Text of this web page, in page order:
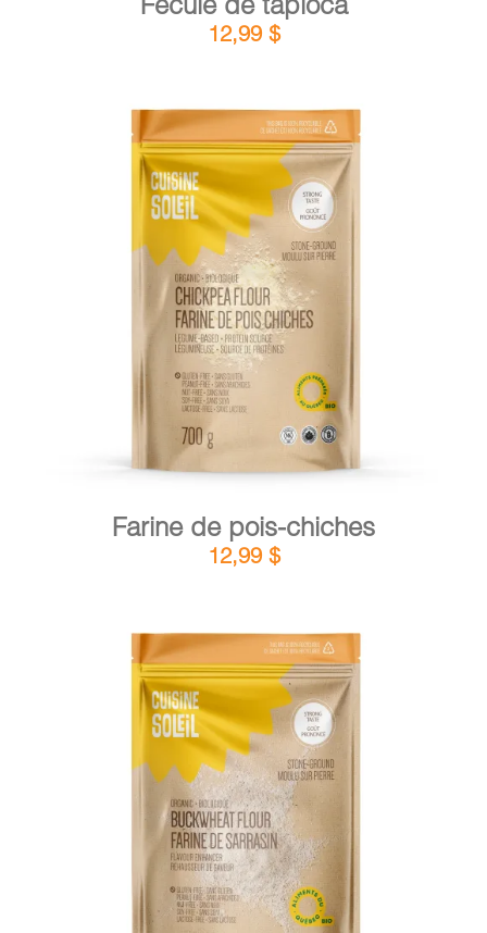
12,99 $
AJOUTER AU PANIER DÉTAILS
Farine de pois-chiches
12,99 $
AJOUTER AU PANIER / DÉTAILS